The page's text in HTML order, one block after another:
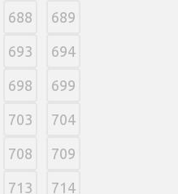
688 689
693 694
698 699
703 704
708 709
713 714